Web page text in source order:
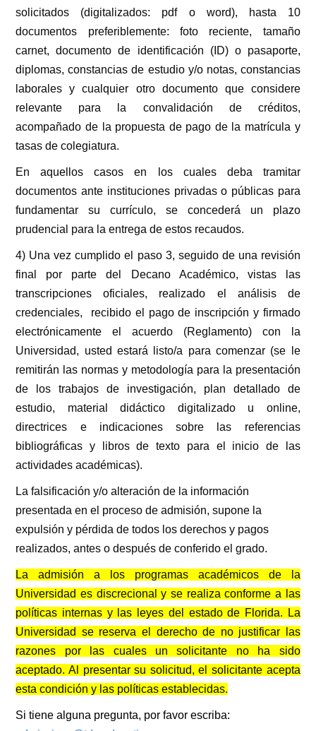
solicitados (digitalizados: pdf o word), hasta 10
documentos preferiblemente: foto reciente, tamaño
carnet, documento de identificación (ID) o pasaporte,
diplomas, constancias de estudio y/o notas, constancias
laborales y cualquier otro documento que considere
relevante para la convalidación de créditos,
acompañado de la propuesta de pago de la matrícula y
tasas de colegiatura.
En aquellos casos en los cuales deba tramitar
documentos ante instituciones privadas o públicas para
fundamentar su currículo, se concederá un plazo
prudencial para la entrega de estos recaudos.
4) Una vez cumplido el paso 3, seguido de una revisión
final por parte del Decano Académico, vistas las
transcripciones oficiales, realizado el análisis de
credenciales, recibido el pago de inscripción y firmado
electrónicamente el acuerdo (Reglamento) con la
Universidad, usted estará listo/a para comenzar (se le
remitirán las normas y metodología para la presentación
de los trabajos de investigación, plan detallado de
estudio, material didáctico digitalizado u online,
directrices e indicaciones sobre las referencias
bibliográficas y libros de texto para el inicio de las
actividades académicas).
La falsificación y/o alteración de la información
presentada en el proceso de admisión, supone la
expulsión y pérdida de todos los derechos y pagos
realizados, antes o después de conferido el grado.
La admisión a los programas académicos de la
Universidad es discrecional y se realiza conforme a las
políticas internas y las leyes del estado de Florida. La
Universidad se reserva el derecho de no justificar las
razones por las cuales un solicitante no ha sido
aceptado. Al presentar su solicitud, el solicitante acepta
esta condición y las políticas establecidas.
Si tiene alguna pregunta, por favor escriba: